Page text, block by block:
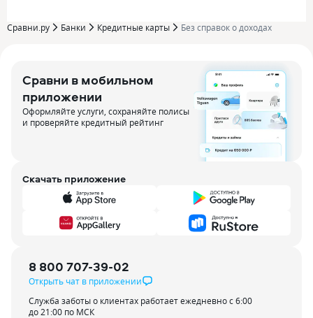
Сравни.ру Банки Кредитные карты Без справок о доходах
Сравни в мобильном
приложении
Оформляйте услуги, сохраняйте полисы
и проверяйте кредитный рейтинг
Скачать приложение
8 800 707-39-02
Открыть чат в приложении
Служба заботы о клиентах работает ежедневно с 6:00
до 21:00 по МСК